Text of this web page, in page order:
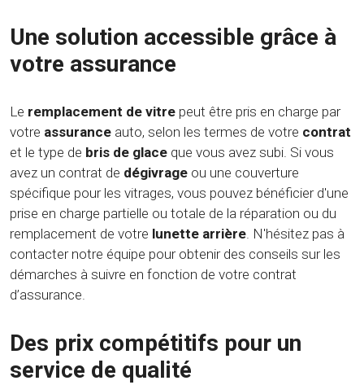
Une solution accessible grâce à
votre assurance
Le remplacement de vitre peut être pris en charge par
votre assurance auto, selon les termes de votre contrat
et le type de bris de glace que vous avez subi. Si vous
avez un contrat de dégivrage ou une couverture
spécifique pour les vitrages, vous pouvez bénéficier d'une
prise en charge partielle ou totale de la réparation ou du
remplacement de votre lunette arrière. N'hésitez pas à
contacter notre équipe pour obtenir des conseils sur les
démarches à suivre en fonction de votre contrat
d’assurance.
Des prix compétitifs pour un
service de qualité